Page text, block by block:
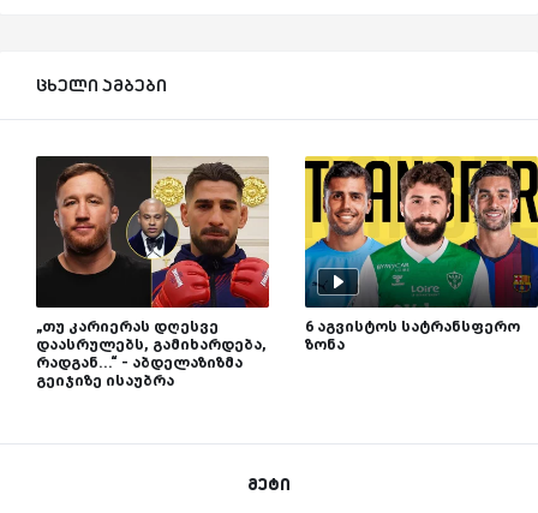
ცხელი ამბები
„თუ კარიერას დღესვე
დაასრულებს, გამიხარდება,
რადგან...“ - აბდელაზიზმა
გეიჯიზე ისაუბრა
6 აგვისტოს სატრანსფერო
ზონა
მეტი